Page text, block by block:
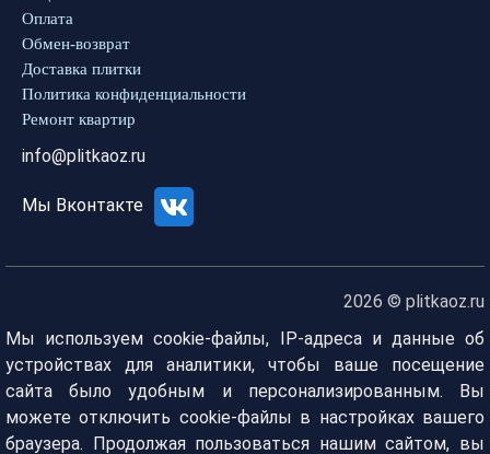
Оплата
Обмен-возврат
Доставка плитки
Политика конфиденциальности
Ремонт квартир
info@plitkaoz.ru
Мы Вконтакте
2026 © plitkaoz.ru
Мы используем cookie-файлы, IP-адреса и данные об
устройствах для аналитики, чтобы ваше посещение
сайта было удобным и персонализированным. Вы
можете отключить cookie-файлы в настройках вашего
браузера. Продолжая пользоваться нашим сайтом, вы